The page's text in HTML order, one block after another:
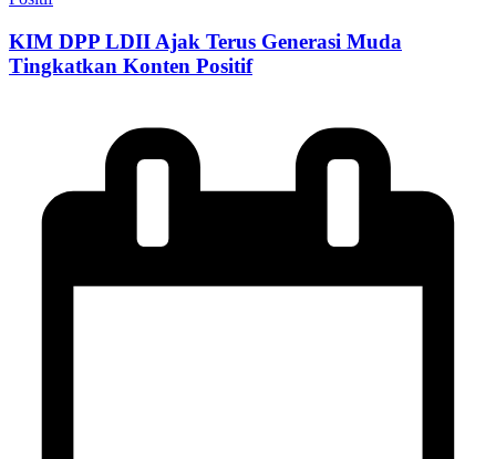
KIM DPP LDII Ajak Terus Generasi Muda
Tingkatkan Konten Positif